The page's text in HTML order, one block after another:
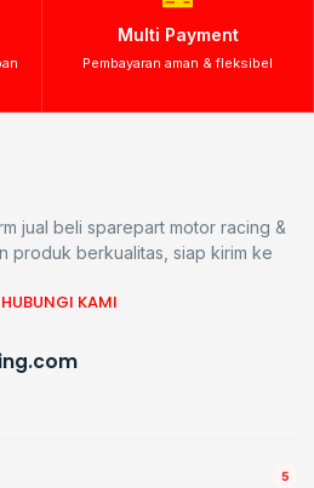
Multi Payment
Pembayaran aman & fleksibel
jual beli sparepart motor racing &
produk berkualitas, siap kirim ke
KAMI
5